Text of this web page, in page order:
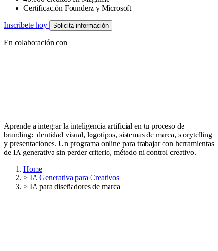
Certificación Founderz y Microsoft
Inscríbete hoy Solicita información
En colaboración con
Aprende a integrar la inteligencia artificial en tu proceso de
branding: identidad visual, logotipos, sistemas de marca, storytelling
y presentaciones. Un programa online para trabajar con herramientas
de IA generativa sin perder criterio, método ni control creativo.
Home
> IA Generativa para Creativos
> IA para diseñadores de marca